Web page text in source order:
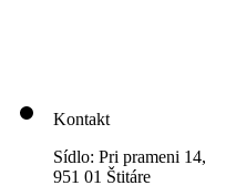
Kontakt
Sídlo: Pri prameni 14,
951 01 Štitáre